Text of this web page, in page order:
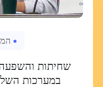
שחיתות
במערכות